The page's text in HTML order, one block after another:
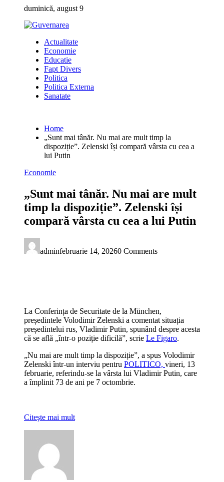
content
duminică, august 9
Actualitate
Economie
Educatie
Fapt Divers
Politica
Politica Externa
Sanatate
Home
„Sunt mai tânăr. Nu mai are mult timp la
dispoziție”. Zelenski își compară vârsta cu cea a
lui Putin
Economie
„Sunt mai tânăr. Nu mai are mult
timp la dispoziție”. Zelenski își
compară vârsta cu cea a lui Putin
adminfebruarie 14, 20260 Comments
La Conferința de Securitate de la München,
președintele Volodimir Zelenski a comentat situația
președintelui rus, Vladimir Putin, spunând despre acesta
că se află „într-o poziție dificilă”, scrie Le Figaro.
„Nu mai are mult timp la dispoziție”, a spus Volodimir
Zelenski într-un interviu pentru POLITICO, vineri, 13
februarie, referindu-se la vârsta lui Vladimir Putin, care
a împlinit 73 de ani pe 7 octombrie.
Citeşte mai mult